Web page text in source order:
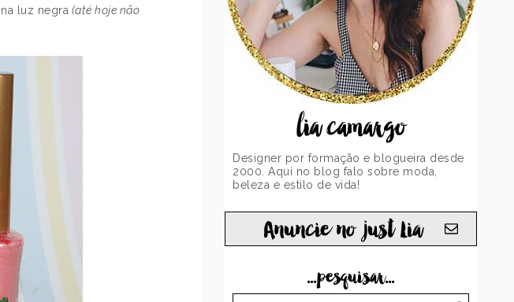
luz negra (até hoje não
PRÓXIMO POST
lia camargo
Designer por formação e blogueira desde
2000. Aqui no blog falo sobre moda,
beleza e estilo de vida!
Anuncie no just Lia
...pesquisar...